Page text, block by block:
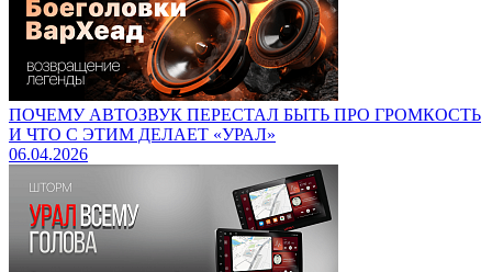
ПОЧЕМУ АВТОЗВУК ПЕРЕСТАЛ БЫТЬ ПРО ГРОМКОСТЬ
И ЧТО С ЭТИМ ДЕЛАЕТ «УРАЛ»
06.04.2026